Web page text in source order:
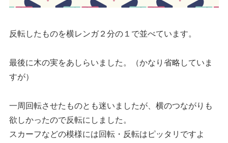
反転したものを横レンガ２分の１で並べています。
最後に木の実をあしらいました。（かなり省略していま
すが）
一周回転させたものとも迷いましたが、横のつながりも
欲しかったので反転にしました。
スカーフなどの模様には回転・反転はピッタリですよ